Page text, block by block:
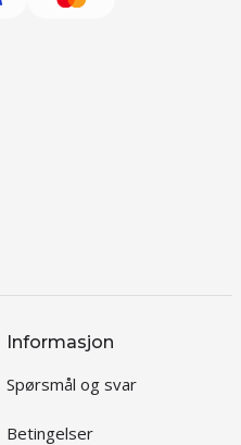
Informasjon
Spørsmål og svar
Betingelser